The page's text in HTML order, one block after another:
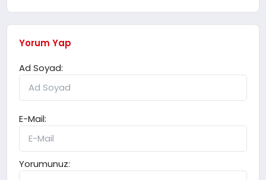
Yorum Yap
Ad Soyad:
E-Mail:
Yorumunuz: